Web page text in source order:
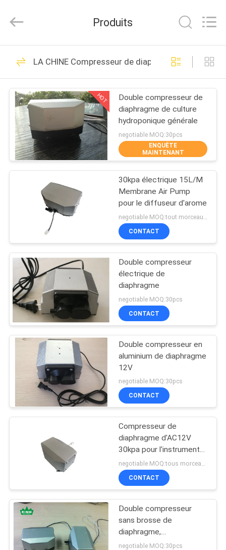
MAISON
PRODUITS
AU
SUJET
DE
NOUS
VISITE
D'USINE
CONTRÔLE
QUALITÉ
CONTACTEZ-
NOUS
NOUVELLES
PLAN
DU
PRIVACY
co.,limited.
Compresseur micro
71
Mini Air Pump
37
Compresseur de
diaphragme
Pompe à vide micro
Compresseur
électromagnétique
21
Produits
LA CHINE Compresseur de diaphragme
HOT
Double compresseur de
diaphragme de culture
hydroponique générale
negotiable MOQ:30pcs
ENQUÊTE
MAINTENANT
30kpa électrique 15L/M
Membrane Air Pump
pour le diffuseur d'arome
CONTACT
Double compresseur
électrique de
diaphragme
negotiable MOQ:30pcs
CONTACT
Double compresseur en
aluminium de diaphragme
12V
negotiable MOQ:30pcs
CONTACT
Compresseur de
diaphragme d'AC12V
30kpa pour l'instrument
de thérapie de massagenegotiable MOQ:tous morceaux comme demande
CONTACT
Double compresseur
sans brosse de
diaphragme,
compresseur de tension
negotiable MOQ:30pcs